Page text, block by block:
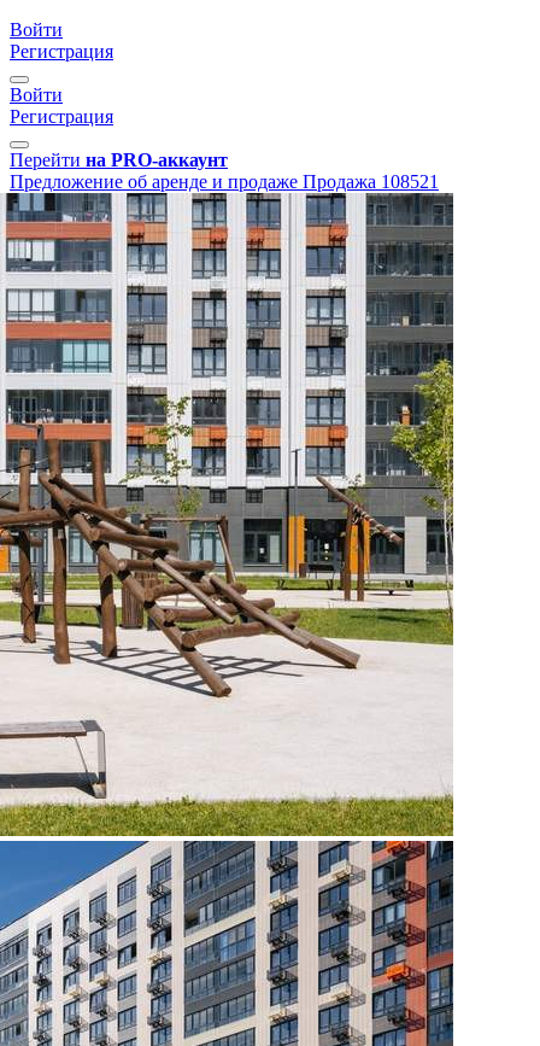
Войти
Регистрация
Войти
Регистрация
Перейти на PRO-аккаунт
Предложение об аренде и продаже Продажа 108521
108521 - Г. МОСКВА,
ЛЕНИНГРАДСКОЕ
ШОССЕ, Д.228БСТР1